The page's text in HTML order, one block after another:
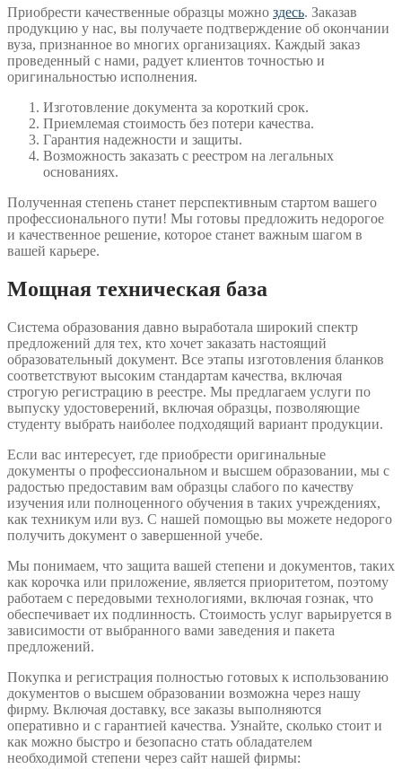
Приобрести качественные образцы можно здесь. Заказав
продукцию у нас, вы получаете подтверждение об окончании
вуза, признанное во многих организациях. Каждый заказ
проведенный с нами, радует клиентов точностью и
оригинальностью исполнения.
Изготовление документа за короткий срок.
Приемлемая стоимость без потери качества.
Гарантия надежности и защиты.
Возможность заказать с реестром на легальных
основаниях.
Полученная степень станет перспективным стартом вашего
профессионального пути! Мы готовы предложить недорогоe
и качественное решение, которое станет важным шагом в
вашей карьере.
Мощная техническая база
Система образования давно выработала широкий спектр
предложений для тех, кто хочет заказать настоящий
образовательный документ. Все этапы изготовления бланков
соответствуют высоким стандартам качества, включая
строгую регистрацию в реестре. Мы предлагаем услуги по
выпуску удостоверений, включая образцы, позволяющие
студенту выбрать наиболее подходящий вариант продукции.
Если вас интересует, где приобрести оригинальные
документы о профессиональном и высшем образовании, мы с
радостью предоставим вам образцы слабого по качеству
изучения или полноценного обучения в таких учреждениях,
как техникум или вуз. С нашей помощью вы можете недорого
получить документ о завершенной учебе.
Мы понимаем, что защита вашей степени и документов, таких
как корочка или приложение, является приоритетом, поэтому
работаем с передовыми технологиями, включая гознак, что
обеспечивает их подлинность. Стоимость услуг варьируется в
зависимости от выбранного вами заведения и пакета
предложений.
Покупка и регистрация полностью готовых к использованию
документов о высшем образовании возможна через нашу
фирму. Включая доставку, все заказы выполняются
оперативно и с гарантией качества. Узнайте, сколько стоит и
как можно быстро и безопасно стать обладателем
необходимой степени через сайт нашей фирмы: